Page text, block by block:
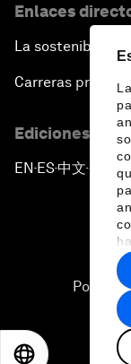
Enlaces
La sostenibilidad
Carreras
Ediciones en
EN ▪ES▪中文▪ 日本語
Política